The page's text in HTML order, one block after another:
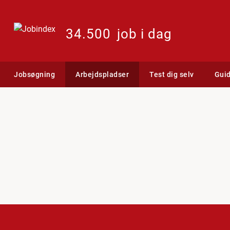
34.500 job i dag
Jobsøgning Arbejdspladser Test dig selv